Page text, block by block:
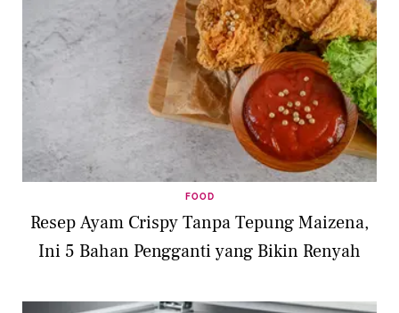
FOOD
Resep Ayam Crispy Tanpa Tepung Maizena,
Ini 5 Bahan Pengganti yang Bikin Renyah